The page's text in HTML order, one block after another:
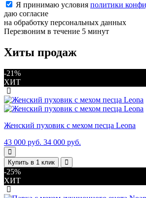
Я принимаю условия политики
даю согласие
на обработку персональных данных
Перезвоним в течение 5 минут
Хиты продаж
-21%
ХИТ
Женский пуховик с мехом песца Leona
43 000 руб. 34 000 руб.
Купить в 1 клик
-25%
ХИТ